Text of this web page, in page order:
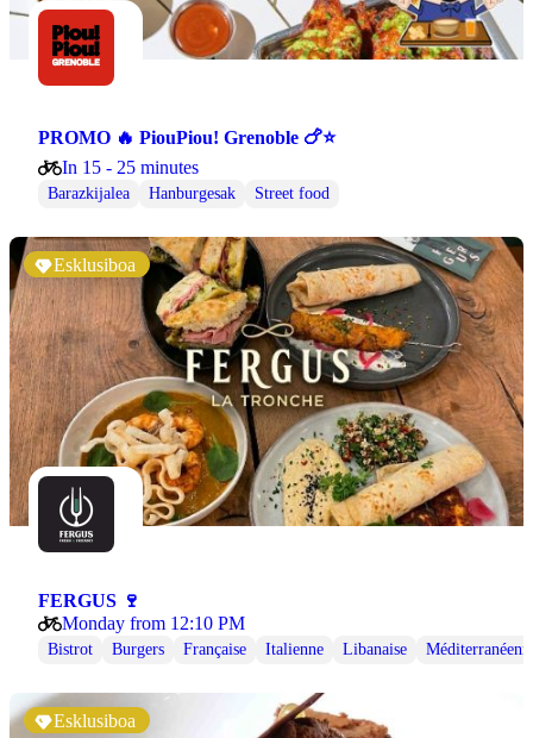
PROMO 🔥 PiouPiou! Grenoble 🍗⭐
In 15 - 25 minutes
Barazkijalea Hanburgesak Street food
Esklusiboa
FERGUS 🍷
Monday from 12:10 PM
Bistrot Burgers Française Italienne Libanaise
Esklusiboa